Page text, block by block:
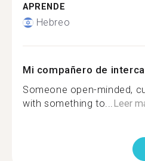
APRENDE
Hebreo
Mi compañero de
Someone open-minded,
with something to...Leer